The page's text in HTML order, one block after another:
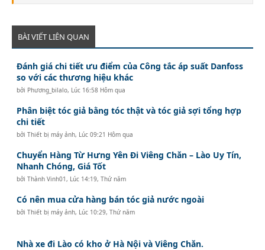
No.3 Le Thanh Tong Street, May To Ward, Ngo Quyen District,
Hai Phong City, Vietnam
Tel: 84225 3999679
Email:Lghp@legend-shipping.com
BÀI VIẾT LIÊN QUAN
Đánh giá chi tiết ưu điểm của Công tắc áp suất Danfoss
so với các thương hiệu khác
bởi Phương_bilalo, Lúc 16:58 Hôm qua
Phân biệt tóc giả bằng tóc thật và tóc giả sợi tổng hợp
chi tiết
bởiThiết bị máy ảnh, Lúc 09:21 Hôm qua
Chuyển Hàng Từ Hưng Yên Đi Viêng Chăn – Lào Uy Tín,
Nhanh Chóng, Giá Tốt
bởiThành Vinh01 , Lúc 14:19, Thứ năm
Có nên mua cửa hàng bán tóc giả nước ngoài
bởiThiết bị máy ảnh, Lúc 10:29, Thứ năm
Nhà xe đi Lào có kho ở Hà Nội và Viêng Chăn.